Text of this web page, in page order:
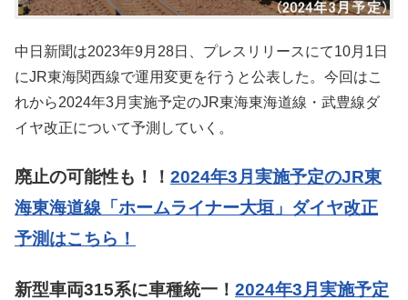
中日新聞は2023年9月28日、プレスリリースにて10月1日
にJR東海関西線で運用変更を行うと公表した。今回はこ
れから2024年3月実施予定のJR東海東海道線・武豊線ダ
イヤ改正について予測していく。
廃止の可能性も！！ 2024年3月実施予定のJR東
海東海道線「ホームライナー大垣」ダイヤ改正
予測はこちら！
新型車両315系に車種統一！ 2024年3月実施予定